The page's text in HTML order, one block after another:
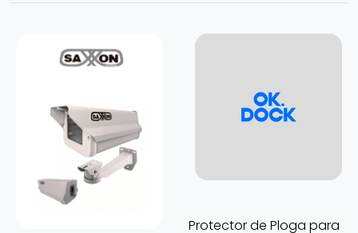
Protector de Ploga para